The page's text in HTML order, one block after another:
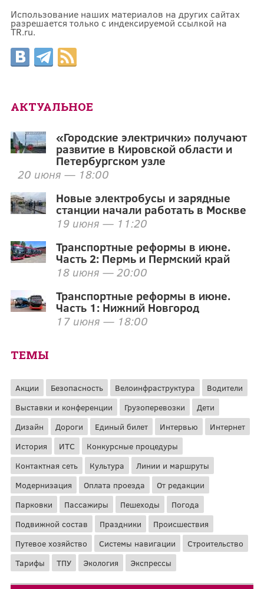
Использование наших материалов на других сайтах
разрешается только с индексируемой ссылкой на
TR.ru.
АКТУАЛЬНОЕ
«Городские электрички» получают
развитие в Кировской области и
Петербургском узле
20 июня — 18:00
Новые электробусы и зарядные
станции начали работать в Москве
19 июня — 11:20
Транспортные реформы в июне.
Часть 2: Пермь и Пермский край
18 июня — 20:00
Транспортные реформы в июне.
Часть 1: Нижний Новгород
17 июня — 18:00
ТЕМЫ
Акции Безопасность Велоинфраструктура
Водители
Выставки и конференции
Грузоперевозки
Дети
Дизайн
Дороги Единый билет Интервью
Интернет
История
ИТС
Конкурсные процедуры
Контактная сеть
Культура
Линии и маршруты
Модернизация
Оплата проезда
От редакции
Парковки
Пассажиры Пешеходы
Погода
Подвижной состав
Праздники
Происшествия
Путевое хозяйство
Системы навигации
Строительство
Тарифы
ТПУ Экология Экспрессы